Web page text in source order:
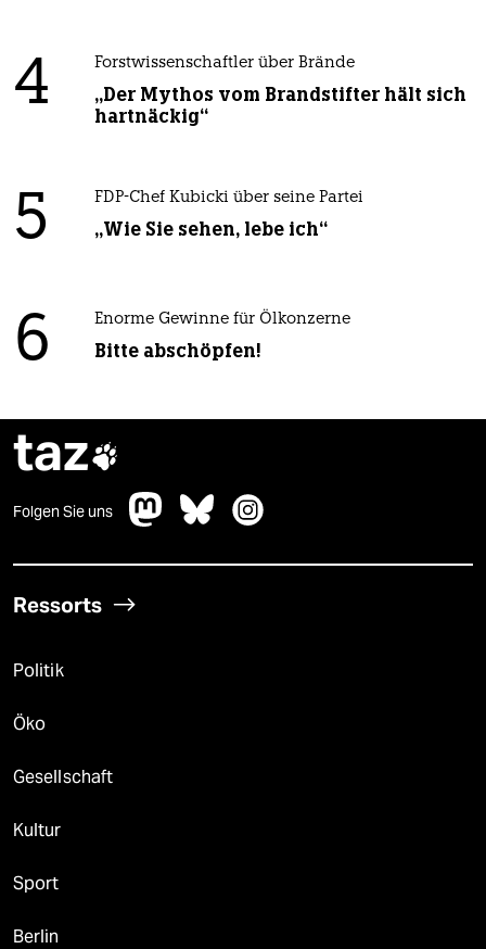
4 Forstwissenschaftler über Brände
„Der Mythos vom Brandstifter hält sich
hartnäckig“
5 FDP-Chef Kubicki über seine Partei
„Wie Sie sehen, lebe ich“
6 Enorme Gewinne für Ölkonzerne
Bitte abschöpfen!
taz
Folgen Sie uns
Ressorts
Politik
Öko
Gesellschaft
Kultur
Sport
Berlin